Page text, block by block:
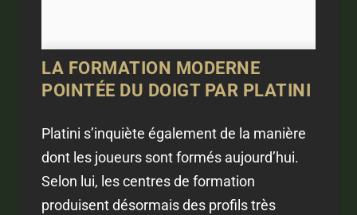
LA FORMATION MODERNE
POINTÉE DU DOIGT PAR PLATINI
Platini s’inquiète également de la manière
dont les joueurs sont formés aujourd’hui.
Selon lui, les centres de formation
produisent désormais des profils très